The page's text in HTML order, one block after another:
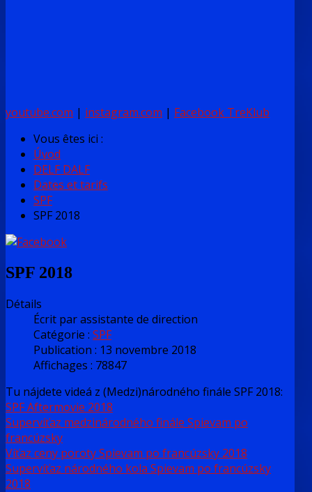
youtube.com | instagram.com | Facebook TreKlub
Vous êtes ici :
Úvod
DELF DALF
Dates et tarifs
SPF
SPF 2018
SPF 2018
Détails
Écrit parassistante de direction
Catégorie : SPF
Publication : 13 novembre 2018
Affichages : 78847
Tu nájdete videá z (Medzi)národného finále SPF 2018:
SPF Aftermovie 2018
Supervíťaz medzinárodného finále Spievam po
francúzsky
Víťaz ceny poroty Spievam po francúzsky 2018
Supervíťaz národného kola Spievam po francúzsky
2018